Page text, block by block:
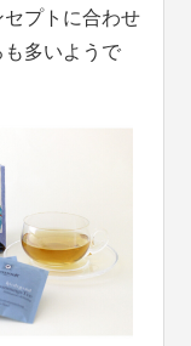
プトに合わせ
多いようで